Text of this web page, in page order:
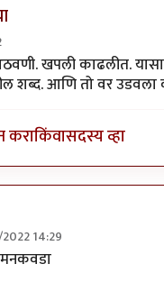
खपली काढलीत.
शब्द. आणि तो वर
कराकिंवासदस्य व्हा
14:29
राहिल्या त्या
मनकवडा